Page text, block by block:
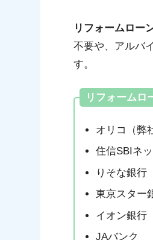
2.リフォーム
2-1.不要なクレジ
2-2.同時に何社も
2-3.他のローン借
3.ゆるいリフ
3-1.金利が高く
4.まとめ
リフォームロー
不要や、アルバ
す。
リフォームロ
オリコ（弊
住信SBIネ
りそな銀行
東京スター
イオン銀行
JAバンク